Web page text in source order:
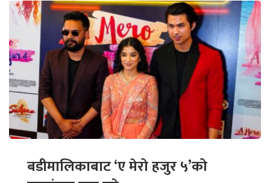
बडीमालिकाबाट ‘ए मेरो हजुर ५’को